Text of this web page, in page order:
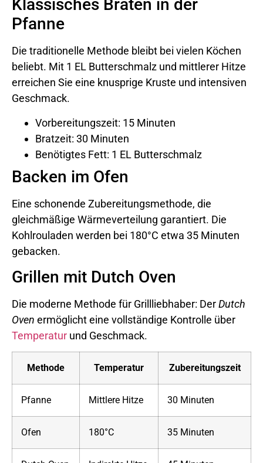
Klassisches Braten in der
Pfanne
Die traditionelle Methode bleibt bei vielen Köchen
beliebt. Mit 1 EL Butterschmalz und mittlerer Hitze
erreichen Sie eine knusprige Kruste und intensiven
Geschmack.
Vorbereitungszeit: 15 Minuten
Bratzeit: 30 Minuten
Benötigtes Fett: 1 EL Butterschmalz
Backen im Ofen
Eine schonende Zubereitungsmethode, die
gleichmäßige Wärmeverteilung garantiert. Die
Kohlrouladen werden bei 180°C etwa 35 Minuten
gebacken.
Grillen mit Dutch Oven
Die moderne Methode für Grillliebhaber: DerDutch
Oven ermöglicht eine vollständige Kontrolle über
Temperatur und Geschmack.
Methode Temperatur Zubereitungszeit
Pfanne Mittlere Hitze 30 Minuten
Ofen 180°C 35 Minuten